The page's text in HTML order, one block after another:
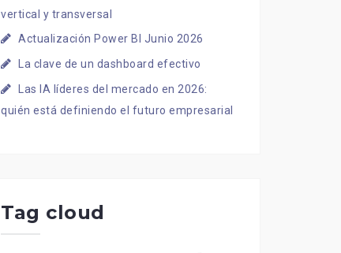
vertical y transversal
Actualización Power BI Junio 2026
La clave de un dashboard efectivo
Las IA líderes del mercado en 2026:
quién está definiendo el futuro empresarial
Tag cloud